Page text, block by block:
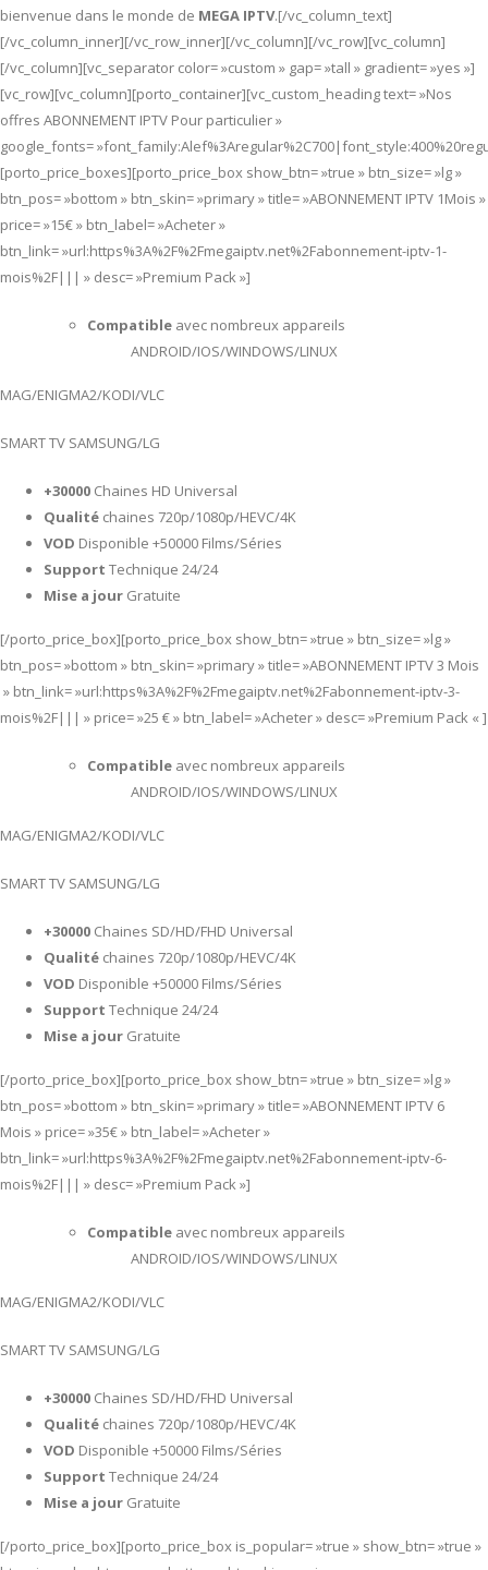
bienvenue dans le monde de MEGA IPTV.[/vc_column_text]
[/vc_column_inner][/vc_row_inner][/vc_column][/vc_row][vc_column]
[/vc_column][vc_separator color= »custom » gap= »tall » gradient= »yes »]
[vc_row][vc_column][porto_container][vc_custom_heading text= »Nos
offres ABONNEMENT IPTV Pour particulier »
google_fonts=
[porto_price_boxes][porto_price_box show_btn= »true » btn_size= »lg »
btn_pos= »bottom » btn_skin= »primary » title= »ABONNEMENT IPTV 1Mois »
price= »15€ » btn_label= »Acheter »
btn_link= »url:https%3A%2F%2Fmegaiptv.net%2Fabonnement-iptv-1-
mois%2F||| » desc= »Premium Pack »]
Compatible avec nombreux appareils
ANDROID/IOS/WINDOWS/LINUX
MAG/ENIGMA2/KODI/VLC
SMART TV SAMSUNG/LG
+30000 Chaines HD Universal
Qualité chaines 720p/1080p/HEVC/4K
VOD Disponible +50000 Films/Séries
Support Technique 24/24
Mise a jour Gratuite
[/porto_price_box][porto_price_box show_btn= »true » btn_size= »lg »
btn_pos= »bottom » btn_skin= »primary » title= »ABONNEMENT IPTV 3 Mois
» btn_link= »url:https%3A%2F%2Fmegaiptv.net%2Fabonnement-iptv-3-
mois%2F||| » price= »25 € » btn_label= »Acheter » desc= »Premium Pack « ]
Compatible avec nombreux appareils
ANDROID/IOS/WINDOWS/LINUX
MAG/ENIGMA2/KODI/VLC
SMART TV SAMSUNG/LG
+30000 Chaines SD/HD/FHD Universal
Qualité chaines 720p/1080p/HEVC/4K
VOD Disponible +50000 Films/Séries
Support Technique 24/24
Mise a jour Gratuite
[/porto_price_box][porto_price_box show_btn= »true » btn_size= »lg »
btn_pos= »bottom » btn_skin= »primary » title= »ABONNEMENT IPTV 6
Mois » price= »35€ » btn_label= »Acheter »
btn_link= »url:https%3A%2F%2Fmegaiptv.net%2Fabonnement-iptv-6-
mois%2F||| » desc= »Premium Pack »]
Compatible avec nombreux appareils
ANDROID/IOS/WINDOWS/LINUX
MAG/ENIGMA2/KODI/VLC
SMART TV SAMSUNG/LG
+30000 Chaines SD/HD/FHD Universal
Qualité chaines 720p/1080p/HEVC/4K
VOD Disponible +50000 Films/Séries
Support Technique 24/24
Mise a jour Gratuite
[/porto_price_box][porto_price_box is_popular= »true » show_btn= »true »